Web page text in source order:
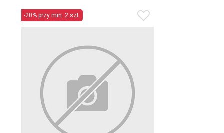
-20% przy min. 2 szt.